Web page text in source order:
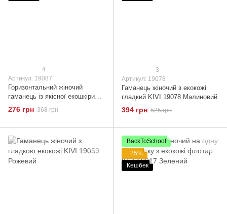
4
Артикул: 19087
Горизонтальний жіночий
гаманець із якісної екошкіри
KIVI 19087 Чорний
276 грн 368 грн
3
Артикул: 19078
Гаманець жіночий з екокожі
гладкий KIVI 19078 Малиновий
394 грн 525 грн
BackToSchool
−25%
Кешбек